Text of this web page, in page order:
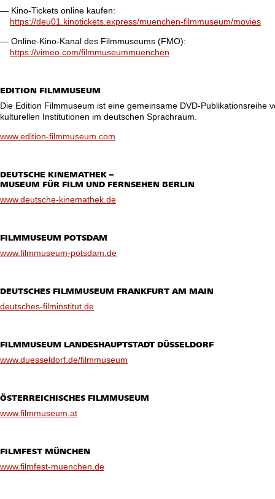
— Kino-Tickets online kaufen:
https://deu01.kinotickets.express/muenchen-filmmuseum/movies
— Online-Kino-Kanal des Filmmuseums (FMO):
https://vimeo.com/filmmuseummuenchen
EDITION FILMMUSEUM
Die Edition Filmmuseum ist eine gemeinsame DVD-Publikationsreihe
kulturellen Institutionen im deutschen Sprachraum.
www.edition-filmmuseum.com
DEUTSCHE KINEMATHEK –
MUSEUM FÜR FILM UND FERNSEHEN BERLIN
www.deutsche-kinemathek.de
FILMMUSEUM POTSDAM
www.filmmuseum-potsdam.de
DEUTSCHES FILMMUSEUM FRANKFURT AM MAIN
deutsches-filminstitut.de
FILMMUSEUM LANDESHAUPTSTADT DÜSSELDORF
www.duesseldorf.de/filmmuseum
ÖSTERREICHISCHES FILMMUSEUM
www.filmmuseum.at
FILMFEST MÜNCHEN
www.filmfest-muenchen.de